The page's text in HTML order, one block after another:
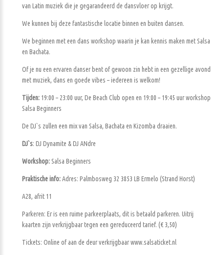
van Latin muziek die je gegarandeerd de dansvloer op krijgt.
We kunnen bij deze fantastische locatie binnen en buiten dansen.
We beginnen met een dans workshop waarin je kan kennis maken met Salsa
en Bachata.
Of je nu een ervaren danser bent of gewoon zin hebt in een gezellige avond
met muziek, dans en goede vibes – iedereen is welkom!
Tijden: 19:00 – 23:00 uur, De Beach Club open en 19:00 – 19:45 uur workshop
Salsa Beginners
De DJ`s zullen een mix van Salsa, Bachata en Kizomba draaien.
DJ`s: DJ Dynamite & DJ ANdre
Workshop:Salsa Beginners
Praktische info:Adres: Palmbosweg 32 3853 LB Ermelo (Strand Horst)
A28, afrit 11
Parkeren: Er is een ruime parkeerplaats, dit is betaald parkeren. Uitrij
kaarten zijn verkrijgbaar tegen een gereduceerd tarief. (€ 3,50)
Tickets: Online of aan de deur verkrijgbaar www.salsaticket.nl